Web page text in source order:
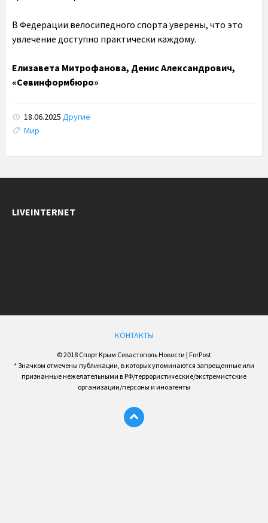
В Федерации велосипедного спорта уверены, что это
увлечение доступно практически каждому.
Елизавета Митрофанова, Денис Александрович,
«Севинформбюро»
18.06.2025 Другие
Tags:
Мир
LIVEINTERNET
КОНТАКТЫ
© 2018 Спорт Крым Севастополь Новости | ForPost
* Значком отмечены публикации, в которых упоминаются запрещенные или
признанные нежелательными в РФ/террористические/экстремистские
организации/персоны и иноагенты